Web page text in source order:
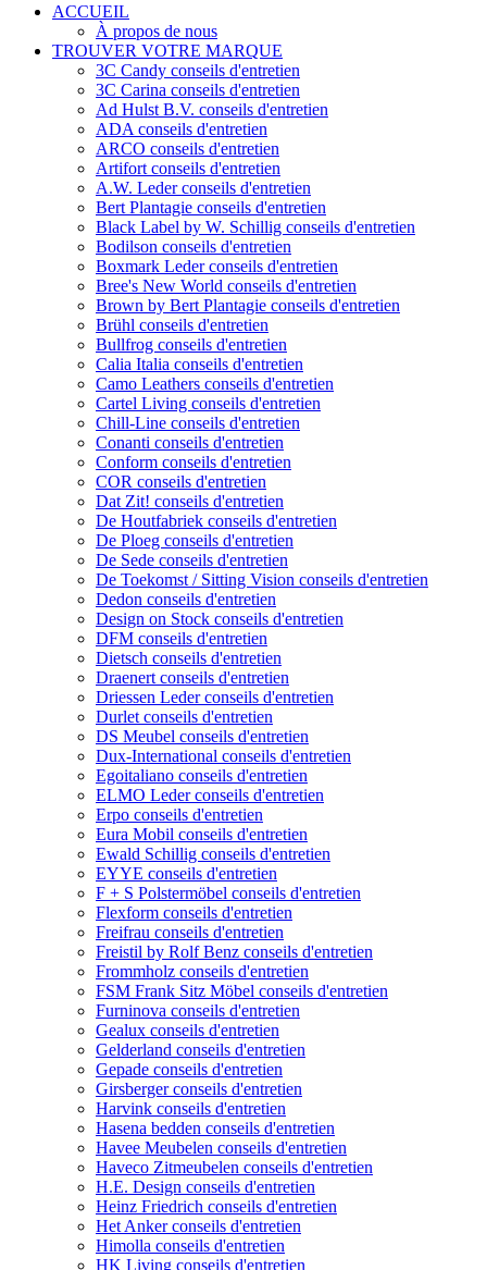
ACCUEIL
À propos de nous
TROUVER VOTRE MARQUE
3C Candy conseils d'entretien
3C Carina conseils d'entretien
Ad Hulst B.V. conseils d'entretien
ADA conseils d'entretien
ARCO conseils d'entretien
Artifort conseils d'entretien
A.W. Leder conseils d'entretien
Bert Plantagie conseils d'entretien
Black Label by W. Schillig conseils d'entretien
Bodilson conseils d'entretien
Boxmark Leder conseils d'entretien
Bree's New World conseils d'entretien
Brown by Bert Plantagie conseils d'entretien
Brühl conseils d'entretien
Bullfrog conseils d'entretien
Calia Italia conseils d'entretien
Camo Leathers conseils d'entretien
Cartel Living conseils d'entretien
Chill-Line conseils d'entretien
Conanti conseils d'entretien
Conform conseils d'entretien
COR conseils d'entretien
Dat Zit! conseils d'entretien
De Houtfabriek conseils d'entretien
De Ploeg conseils d'entretien
De Sede conseils d'entretien
De Toekomst / Sitting Vision conseils d'entretien
Dedon conseils d'entretien
Design on Stock conseils d'entretien
DFM conseils d'entretien
Dietsch conseils d'entretien
Draenert conseils d'entretien
Driessen Leder conseils d'entretien
Durlet conseils d'entretien
DS Meubel conseils d'entretien
Dux-International conseils d'entretien
Egoitaliano conseils d'entretien
ELMO Leder conseils d'entretien
Erpo conseils d'entretien
Eura Mobil conseils d'entretien
Ewald Schillig conseils d'entretien
EYYE conseils d'entretien
F + S Polstermöbel conseils d'entretien
Flexform conseils d'entretien
Freifrau conseils d'entretien
Freistil by Rolf Benz conseils d'entretien
Frommholz conseils d'entretien
FSM Frank Sitz Möbel conseils d'entretien
Furninova conseils d'entretien
Gealux conseils d'entretien
Gelderland conseils d'entretien
Gepade conseils d'entretien
Girsberger conseils d'entretien
Harvink conseils d'entretien
Hasena bedden conseils d'entretien
Havee Meubelen conseils d'entretien
Haveco Zitmeubelen conseils d'entretien
H.E. Design conseils d'entretien
Heinz Friedrich conseils d'entretien
Het Anker conseils d'entretien
Himolla conseils d'entretien
HK Living conseils d'entretien